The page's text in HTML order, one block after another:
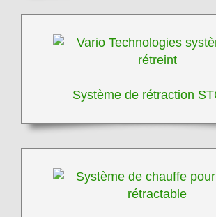
Système de rétraction